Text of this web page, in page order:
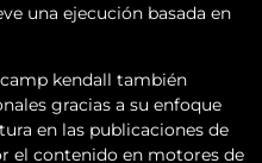
una ejecución basada en
kendall también
gracias a su enfoque
en las publicaciones de
el contenido en motores de